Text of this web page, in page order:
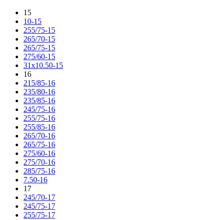
15
10-15
255/75-15
265/70-15
265/75-15
275/60-15
31x10.50-15
16
215/85-16
235/80-16
235/85-16
245/75-16
255/75-16
255/85-16
265/70-16
265/75-16
275/60-16
275/70-16
285/75-16
7.50-16
17
245/70-17
245/75-17
255/75-17